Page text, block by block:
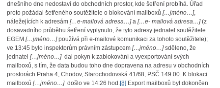
dnešního dne nedostaví do obchodních prostor, kde šetření probíhá. Úřad
proto požádal šetřeného soutěžitele o blokování mailboxů […jméno…],
náležejících k adresám […e-mailová adresa…]a […e- mailová adresa…](z
dosavadního průběhu šetření vyplynulo, že tyto adresy jednatel soutěžitele
EGEM […jméno…]používá při e-mailové komunikaci za tohoto soutěžitele);
ve 13:45 bylo inspektorům právním zástupcem […jméno…]sděleno, že
jednatel […jméno…] dal pokyn k zablokování a vyexportování svých
mailboxů, s tím, že data budou toho dne dopravena na adresu v obchodních
prostorách Praha 4, Chodov, Starochodovská 41/68, PSČ 149 00. K blokaci
mailboxů […jméno…] došlo ve 14:26 hod.[8] Export mailboxů byl dokončen